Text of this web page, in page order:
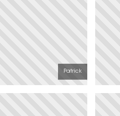
Patrick